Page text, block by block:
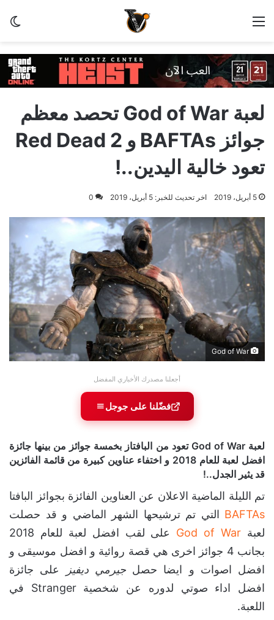
القائمة
لعبة God of War تحصد معظم
جوائز BAFTAs و Red Dead 2
تعود خالية اليدين..!
5 أبريل، 2019 اخر تحديث للخبر: 5 أبريل، 2019 0
أجعلنا مصدرك الأخباري المفضل
فضّلنا على جوجل
لعبة God of War تعود من البافتاز بخمسة جوائز من بينها جائزة
افضل لعبة للعام 2018 و اختفاء عناوين كبيرة من قائمة الفائزين
قد يثير الجدل..!
تم الليلة الماضية الاعلان عن العناوين الفائزة بجوائز البافتا
BAFTAs التي تم ترشيحها الشهر الماضي و قد حصلت
لعبة God of War
على لقب افضل لعبة للعام 2018
بجانب 4 جوائز اخرى هي قصة روائية و افضل موسيقى و
افضل اصوات و ايضا حصل جيرمي ديفيز
على جائزة
افضل اداء صوتي لدوره عن شخصية Stranger في
اللعبة.